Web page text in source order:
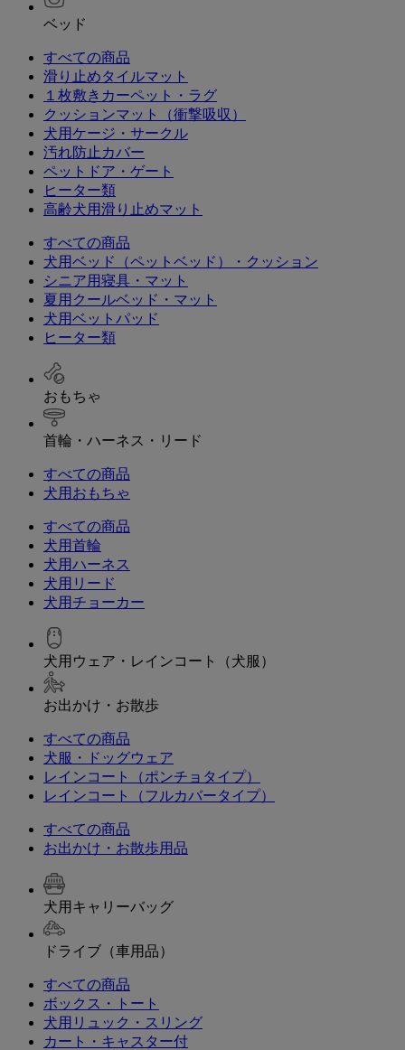
ベッド
すべての商品
滑り止めタイルマット
１枚敷きカーペット・ラグ
クッションマット（衝撃吸収）
犬用ケージ・サークル
汚れ防止カバー
ペットドア・ゲート
ヒーター類
高齢犬用滑り止めマット
すべての商品
犬用ベッド（ペットベッド）・クッション
シニア用寝具・マット
夏用クールベッド・マット
犬用ベットパッド
ヒーター類
おもちゃ
首輪・ハーネス・リード
すべての商品
犬用おもちゃ
すべての商品
犬用首輪
犬用ハーネス
犬用リード
犬用チョーカー
犬用ウェア・レインコート（犬服）
お出かけ・お散歩
すべての商品
犬服・ドッグウェア
レインコート（ポンチョタイプ）
レインコート（フルカバータイプ）
すべての商品
お出かけ・お散歩用品
犬用キャリーバッグ
ドライブ（車用品）
すべての商品
ボックス・トート
犬用リュック・スリング
カート・キャスター付